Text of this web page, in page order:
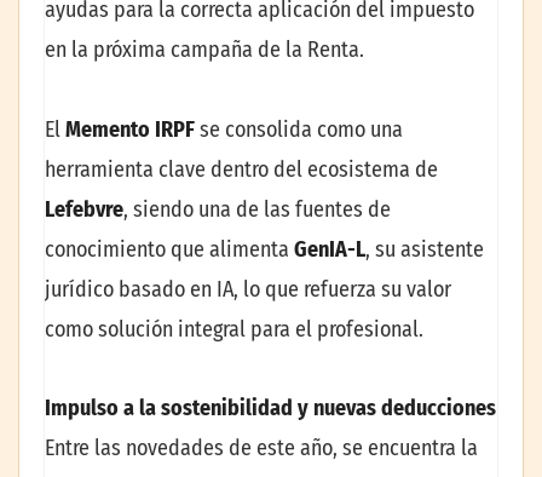
ayudas para la correcta aplicación del impuesto
en la próxima campaña de la Renta.
ElMemento IRPFse consolida como una
herramienta clave dentro del ecosistema de
Lefebvre, siendo una de las fuentes de
conocimiento que alimenta GenIA-L, su asistente
jurídico basado en IA, lo que refuerza su valor
como solución integral para el profesional.
Impulso a la sostenibilidad y nuevas deducciones
Entre las novedades de este año, se encuentra la